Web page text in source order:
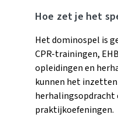
Hoe zet je het
Het dominospel is
CPR-trainingen,
opleidingen en
kunnen het
herhalingsopdracht
praktijkoefeningen.